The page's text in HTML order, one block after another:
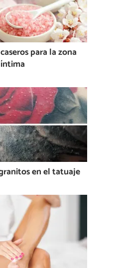
para la zona
íntima
en el tatuaje